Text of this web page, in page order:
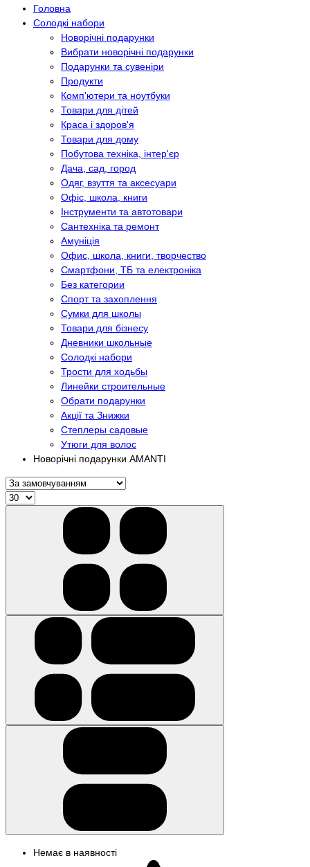
Головна
Солодкі набори
Новорічні подарунки
Вибрати новорічні подарунки
Подарунки та сувеніри
Продукти
Комп'ютери та ноутбуки
Товари для дітей
Краса і здоров'я
Товари для дому
Побутова техніка, інтер'єр
Дача, сад, город
Одяг, взуття та аксесуари
Офіс, школа, книги
Інструменти та автотовари
Сантехніка та ремонт
Амуніція
Офис, школа, книги, творчество
Смартфони, ТБ та електроніка
Без категории
Спорт та захоплення
Сумки для школы
Товари для бізнесу
Дневники школьные
Солодкі набори
Трости для ходьбы
Линейки строительные
Обрати подарунки
Акції та Знижки
Степлеры садовые
Утюги для волос
Новорічні подарунки AMANTI
Немає в наявності